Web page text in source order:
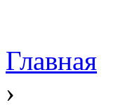
Главная
›